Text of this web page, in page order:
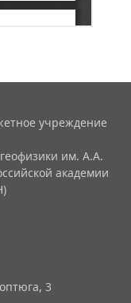
учреждение
им. А.А.
академии
3